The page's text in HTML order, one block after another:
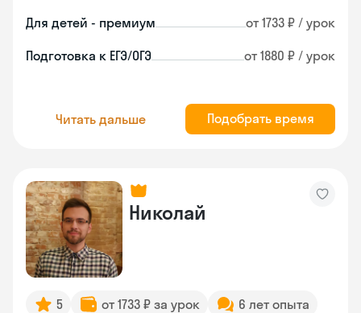
Для детей - премиум от 1733 ₽ / урок
Подготовка к ЕГЭ/ОГЭ от 1880 ₽ / урок
Читать дальше Подобрать время
Николай
5 от 1733 ₽ за урок 6 лет опыта